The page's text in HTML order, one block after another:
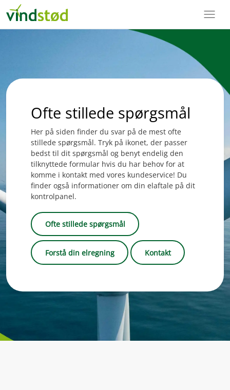
menu
Ofte stillede spørgsmål
Her på siden finder du svar på de mest ofte
stillede spørgsmål. Tryk på ikonet, der passer
bedst til dit spørgsmål og benyt endelig den
tilknyttede formular hvis du har behov for at
komme i kontakt med vores kundeservice! Du
finder også informationer om din elaftale på dit
kontrolpanel.
Ofte stillede spørgsmål
Forstå din elregning Kontakt